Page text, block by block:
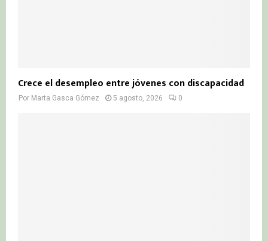
Crece el desempleo entre jóvenes con discapacidad
Por Marta Gasca Gómez 5 agosto, 2026 0